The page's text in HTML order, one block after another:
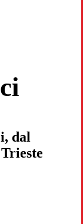
dal